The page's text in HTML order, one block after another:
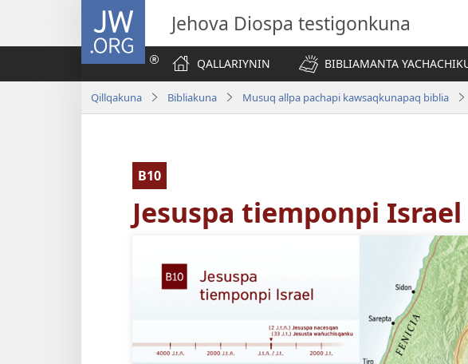
JW.ORG
Jehova Diospa testigonkuna
QALLARIYNIN BIBLIAMANTA
Qillqakuna Bibliakuna Musuq allpa pachapi kawsaqkunapaq biblia
B10
Jesuspa tiemponpi Israel